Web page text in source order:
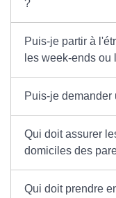
?
Puis-je partir à
les week-ends ou
Puis-je
Qui doit assurer
domiciles des
Qui doit prendre